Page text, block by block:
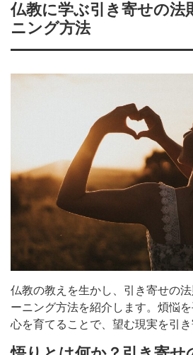
仏教に学ぶ引き寄せの法
ニング方法
仏教の教えを生かし、引き寄せの
ーニング方法を紹介します。煩悩
心を育てることで、望む現実を引き